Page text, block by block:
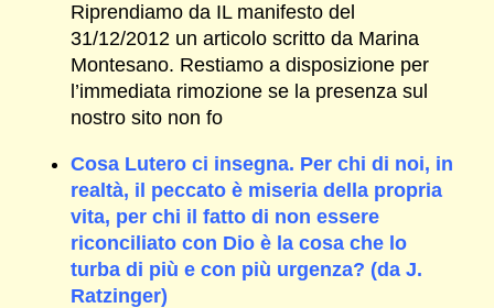
Riprendiamo da IL manifesto del
31/12/2012 un articolo scritto da Marina
Montesano. Restiamo a disposizione per
l’immediata rimozione se la presenza sul
nostro sito non fo
Cosa Lutero ci insegna. Per chi di noi, in
realtà, il peccato è miseria della propria
vita, per chi il fatto di non essere
riconciliato con Dio è la cosa che lo
turba di più e con più urgenza? (da J.
Ratzinger)